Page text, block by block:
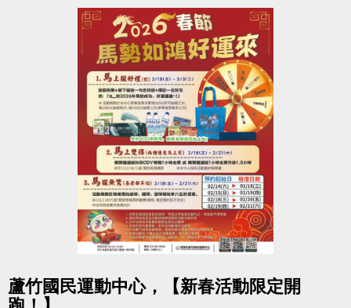
出場順序，不得異議。
（五）主辦單位保有延期舉辦比賽、調整場地及最終
解釋等權利。
（六）如有未盡事宜，依現場公告為主。
（七）洽詢專線：03-263-9066 #115、116
-洽詢專線：03-2639066 #111
-官網 :
https://www.lzsports.com.tw/zh_TW/news/pageID/1/
-FB : 桃園市蘆竹國民運動中心
-IG : @luzhusports
蘆竹國民運動中心，【新春活動限定開